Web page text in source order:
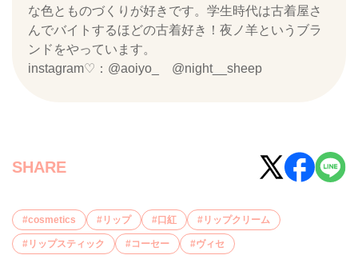
な色とものづくりが好きです。学生時代は古着屋さ
んでバイトするほどの古着好き！夜ノ羊というブラ
ンドをやっています。
instagram♡：@aoiyo_ @night__sheep
SHARE
cosmetics リップ 口紅 リップクリーム
リップスティック コーセー ヴィセ